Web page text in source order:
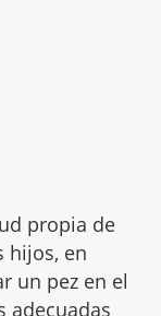
propia de
hijos, en
un pez en el
adecuadas